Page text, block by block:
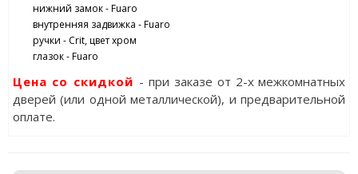
нижний замок - Fuaro
внутренняя задвижка - Fuaro
ручки - Crit, цвет хром
глазок - Fuaro
Цена со скидкой - при заказе от 2-х межкомнатных
дверей (или одной металлической), и предварительной
оплате.